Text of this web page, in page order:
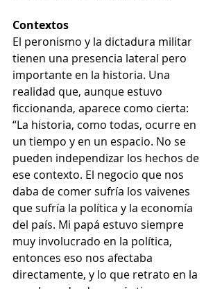
Contextos
El peronismo y la dictadura militar
tienen una presencia lateral pero
importante en la historia. Una
realidad que, aunque estuvo
ficcionanda, aparece como cierta:
“La historia, como todas, ocurre en
un tiempo y en un espacio. No se
pueden independizar los hechos de
ese contexto. El negocio que nos
daba de comer sufría los vaivenes
que sufría la política y la economía
del país. Mi papá estuvo siempre
muy involucrado en la política,
entonces eso nos afectaba
directamente, y lo que retrato en la